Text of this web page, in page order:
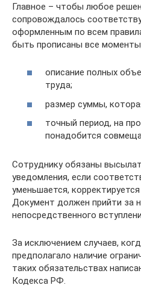
Главное – чтобы любое
сопровождалось
оформленным по всем
быть прописаны все
описание полных
труда;
размер суммы,
точный период, на
понадобится
Сотруднику обязаны
уведомления, если
уменьшается,
Документ должен прийти за
непосредственного
За исключением случаев,
предполагало наличие
таких обязательствах
Кодекса РФ.